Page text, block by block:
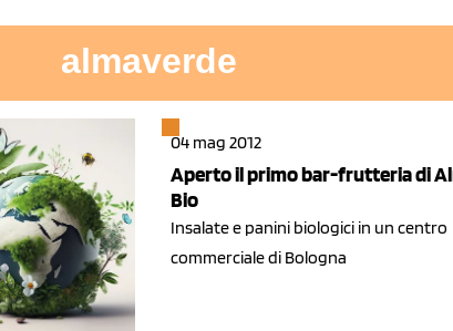
almaverde
04 mag 2012
Aperto il primo bar-frutteria di
Bio
Insalate e panini biologici in un centro
commerciale di Bologna